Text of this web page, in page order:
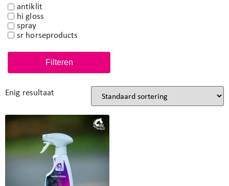
antiklit
hi gloss
spray
sr horseproducts
Filteren
Enig resultaat